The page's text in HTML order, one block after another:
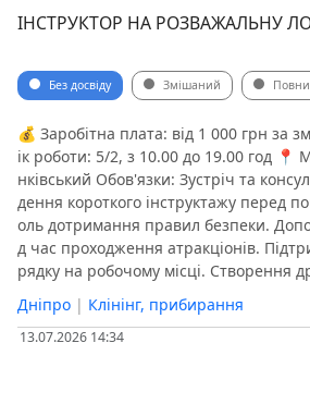
ІНСТРУКТОР НА РОЗВАЖАЛЬНУ
Без досвіду Змішаний
💰 Заробітна плата: від 1 000 грн за
ік роботи: 5/2, з 10.00 до 19.00 год 📍
нківський Обов'язки: Зустріч та
дення короткого інструктажу перед
оль дотримання правил безпеки.
д час проходження атракціонів.
рядку на робочому місці. Створення
Дніпро | Клінінг, прибирання
13.07.2026 14:34